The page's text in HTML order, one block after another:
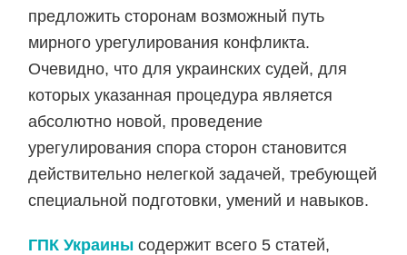
предложить сторонам возможный путь
мирного урегулирования конфликта.
Очевидно, что для украинских судей, для
которых указанная процедура является
абсолютно новой, проведение
урегулирования спора сторон становится
действительно нелегкой задачей, требующей
специальной подготовки, умений и навыков.
ГПК Украины содержит всего 5 статей,